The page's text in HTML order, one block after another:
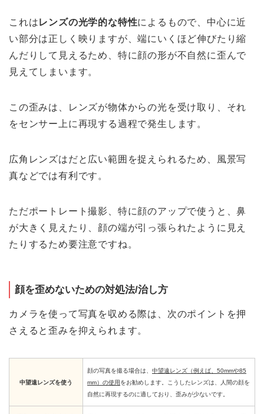
これはレンズの光学的な特性によるもので、中心に近
い部分は正しく映りますが、端にいくほど伸びたり縮
んだりして見えるため、特に顔の形が不自然に歪んで
見えてしまいます。
この歪みは、レンズが物体からの光を受け取り、それ
をセンサー上に再現する過程で発生します。
広角レンズはだと広い範囲を捉えられるため、風景写
真などでは有利です。
ただポートレート撮影、特に顔のアップで使うと、鼻
が大きく見えたり、顔の端が引っ張られたように見え
たりするため要注意ですね。
顔を歪めないための対処法/治し方
カメラを使って写真を収める際は、次のポイントを押
さえると歪みを抑えられます。
中望遠レンズを使う
顔の写真を撮る場合は、 中望遠レンズ（例えば、50mmや85
mm）の使用をお勧めします。こうしたレンズは、人間の顔を
自然に再現するのに適しており、歪みが少ないです。